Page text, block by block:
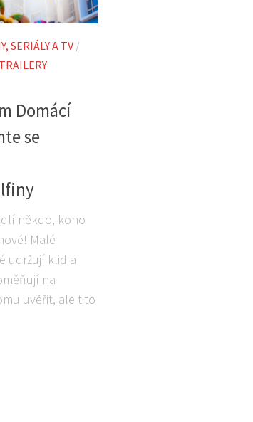
SERIÁLY A TV/
TRAILERY
Domácí
se
někdo, koho
Malé
udržují klid a
na
uvěřit, ale tito